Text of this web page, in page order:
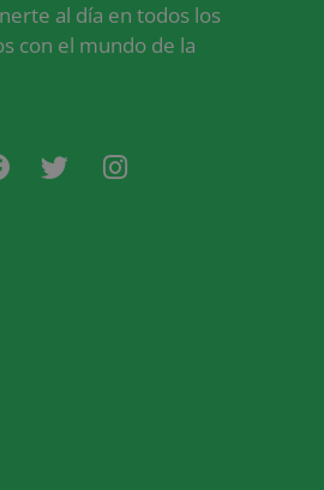
al día en todos los
con el mundo de la